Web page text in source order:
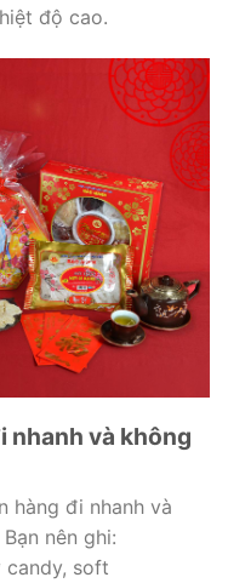
độ cao.
nhanh và không
hàng đi nhanh và
nên ghi:
candy, soft